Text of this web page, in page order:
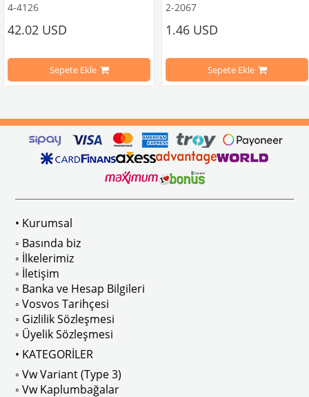
sürüş esnasında doğrudan gelen güneş ışığını keserek görüş
isteyenler için tercih edilir.
Ghia Modelleri İle Uyumludur
: AC711500 / 80500
VWC Parça No: 4-4126
4-4126
42.02 USD
Sepete Ekle
1960-1967 Yılları Arasındaki T1
1968-1979 Yılları Arasındaki T2
2-2067
1.46 USD
Sepete Ekle
• Kurumsal
◦ Basında biz
◦ İlkelerimiz
◦ İletişim
◦ Banka ve Hesap Bilgileri
◦ Vosvos Tarihçesi
◦ Gizlilik Sözleşmesi
◦ Üyelik Sözleşmesi
• KATEGORİLER
◦ Vw Variant (Type 3)
◦ Vw Kaplumbağalar